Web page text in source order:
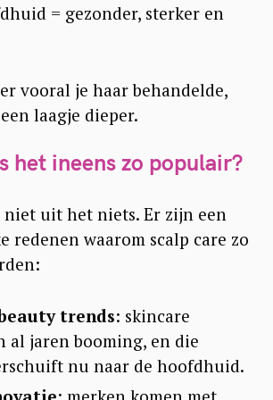
= gezonder, sterker en
vooral je haar behandelde,
laagje dieper.
het ineens zo populair?
niet uit het niets. Er zijn een
redenen waarom scalp care zo
trends: skincare
al jaren booming, en die
nu naar de hoofdhuid.